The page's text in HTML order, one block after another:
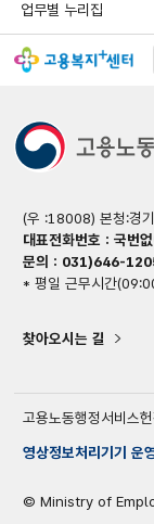
업무별 누리집
(우 :18008) 본청:경
대표전화번호 : 국번
문의 : 031)646-
* 평일 근무시간
찾아오시는 길
고용노동행정서비스
영상정보처리기기 운
© Ministry of